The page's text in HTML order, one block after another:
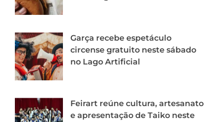
Garça recebe espetáculo
circense gratuito neste sábado
no Lago Artificial
Feirart reúne cultura, artesanato
e apresentação de Taiko neste